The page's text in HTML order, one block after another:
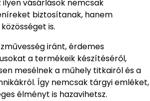
ilyen vásárlások nemcsak
biztosítanak, hanem
is.
iránt, érdemes
a termékeik készítéséről,
mesélnek a műhely titkairól és a
Így nemcsak tárgyi emléket,
élményt is hazavihetsz.